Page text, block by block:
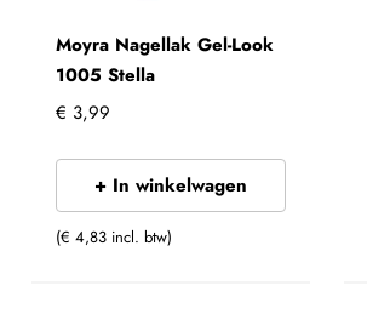
Moyra Nagellak Gel-Look
1005 Stella
€ 3,99
+ In winkelwagen
(€ 4,83 incl. btw)